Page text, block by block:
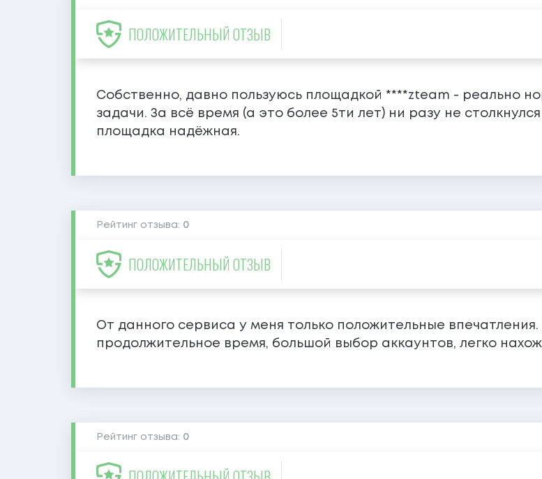
ПОЛОЖИТЕЛЬНЫЙ ОТЗЫВ
Собственно, давно пользуюсь площадкой ****zteam - реально
задачи. За всё время (а это более 5ти лет) ни разу не
площадка надёжная.
Рейтинг отзыва: 0
ПОЛОЖИТЕЛЬНЫЙ ОТЗЫВ
От данного сервиса у меня только положительные
продолжительное время, большой выбор аккаунтов, легко
Рейтинг отзыва: 0